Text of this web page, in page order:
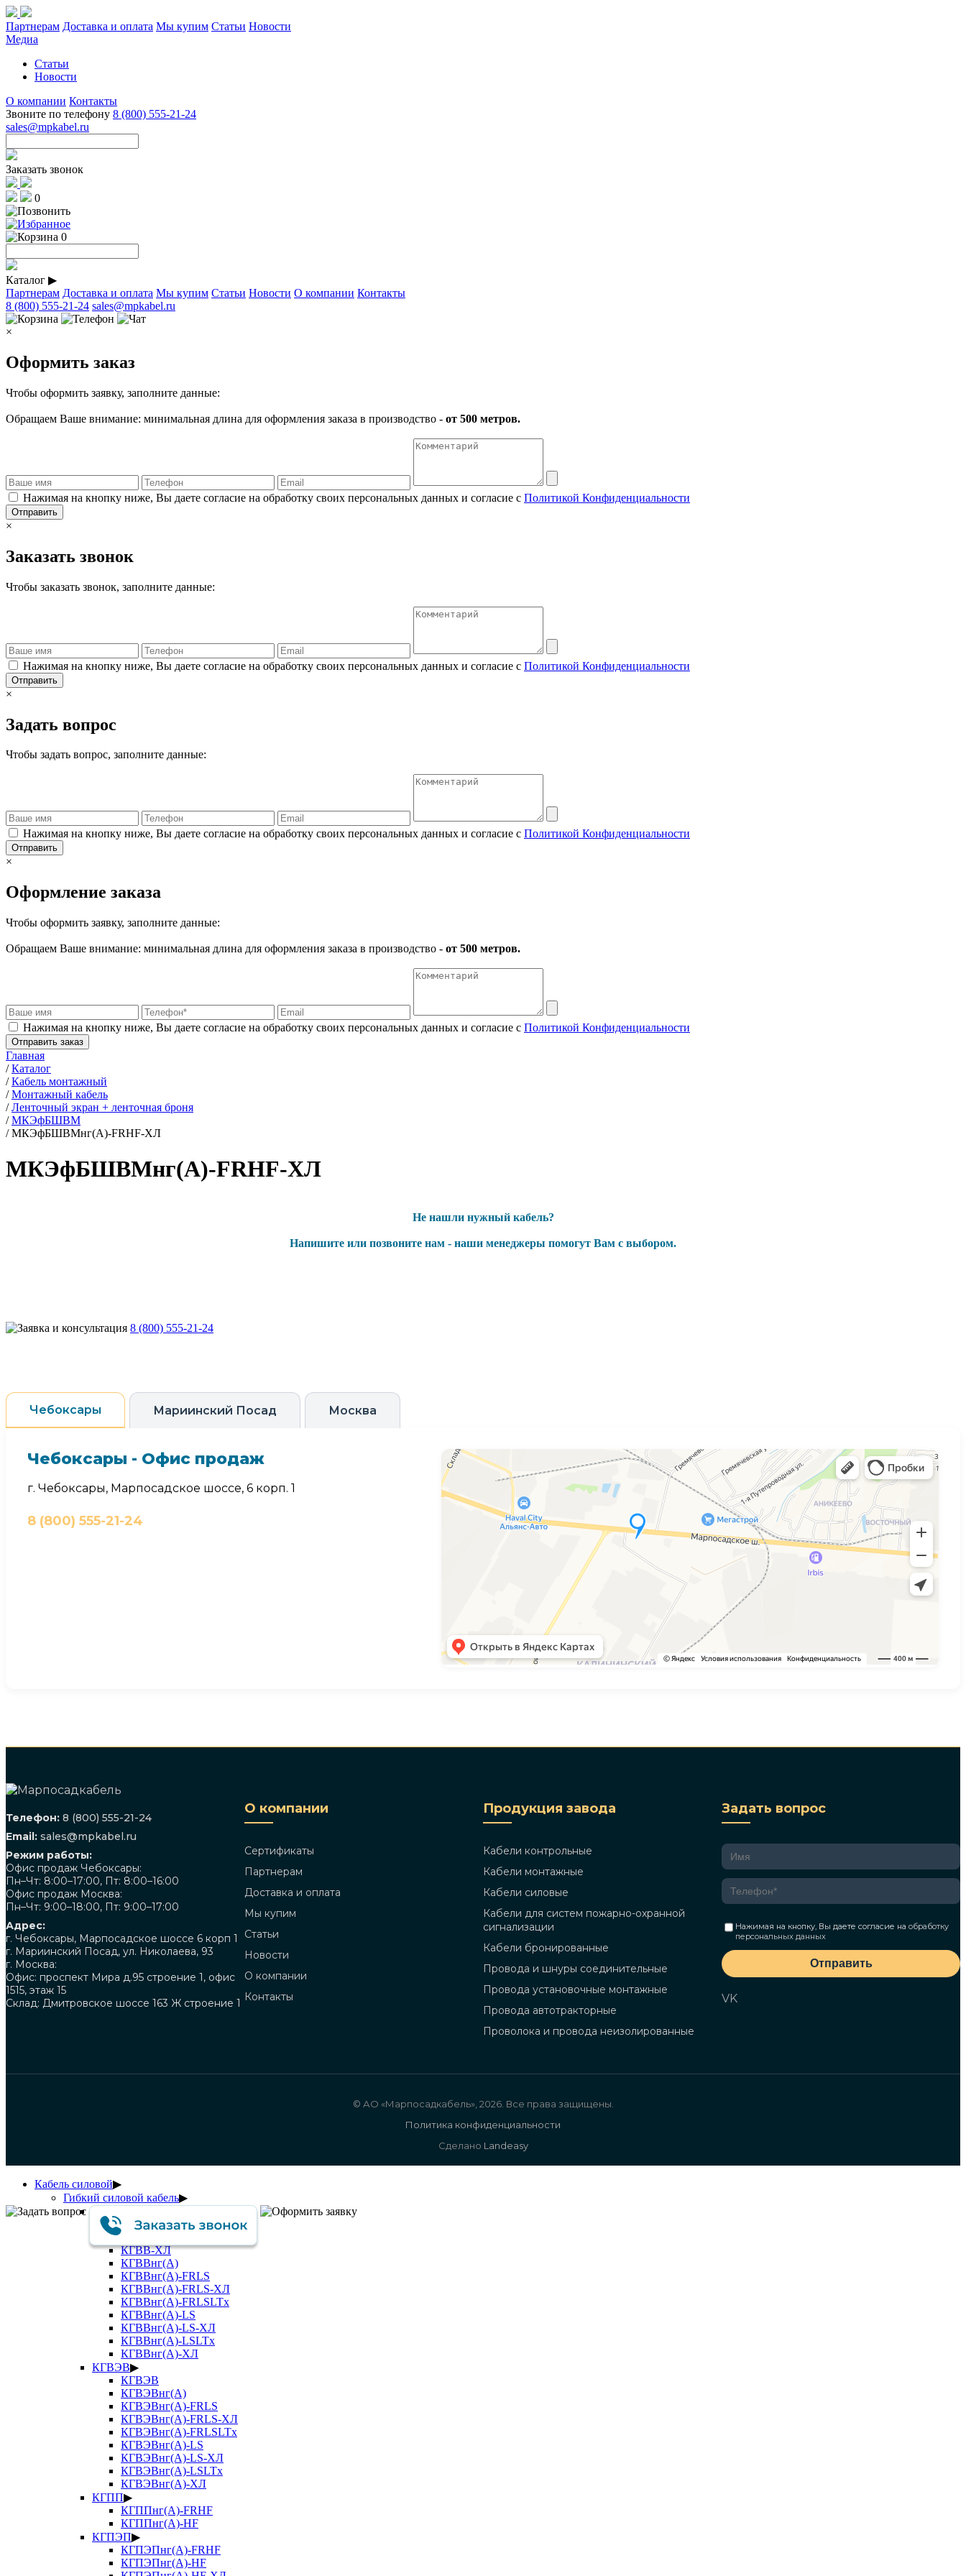
Партнерам Доставка и оплата Мы купим Статьи Новости
Медиа
Статьи
Новости
О компании Контакты
Звоните по телефону 8 (800) 555-21-24
sales@mpkabel.ru
Заказать звонок
0
0
Каталог ▶
Партнерам Доставка и оплата Мы купим Статьи Новости О компании Контакты
8 (800) 555-21-24 sales@mpkabel.ru
×
Оформить заказ
Чтобы оформить заявку, заполните данные:
Обращаем Ваше внимание: минимальная длина для оформления заказа в производство - от 500 метров.
Нажимая на кнопку ниже, Вы даете согласие на обработку своих персональных данных и согласие с Политикой Конфиденциальности
Отправить
×
Заказать звонок
Чтобы заказать звонок, заполните данные:
Нажимая на кнопку ниже, Вы даете согласие на обработку своих персональных данных и согласие с Политикой Конфиденциальности
Отправить
×
Задать вопрос
Чтобы задать вопрос, заполните данные:
Нажимая на кнопку ниже, Вы даете согласие на обработку своих персональных данных и согласие с Политикой Конфиденциальности
Отправить
×
Оформление заказа
Чтобы оформить заявку, заполните данные:
Обращаем Ваше внимание: минимальная длина для оформления заказа в производство - от 500 метров.
Нажимая на кнопку ниже, Вы даете согласие на обработку своих персональных данных и согласие с Политикой Конфиденциальности
Отправить заказ
Главная
/Каталог
/Кабель монтажный
/Монтажный кабель
/Ленточный экран + ленточная броня
/МКЭфБШВМ
/МКЭфБШВМнг(А)-FRHF-ХЛ
МКЭфБШВМнг(А)-FRHF-ХЛ
Не нашли нужный кабель?
Напишите или позвоните нам - наши менеджеры помогут Вам с выбором.
8 (800) 555-21-24
Чебоксары Мариинский Посад Москва
Чебоксары - Офис продаж
г. Чебоксары, Марпосадское шоссе, 6 корп. 1
8 (800) 555-21-24
Телефон: 8 (800) 555-21-24
Email: sales@mpkabel.ru
Режим работы:
Офис продаж Чебоксары:
Пн–Чт: 8:00–17:00, Пт: 8:00–16:00
Офис продаж Москва:
Пн–Чт: 9:00–18:00, Пт: 9:00–17:00
Адрес:
г. Чебоксары, Марпосадское шоссе 6 корп 1
г. Мариинский Посад, ул. Николаева, 93
г. Москва:
Офис: проспект Мира д.95 строение 1, офис
1515, этаж 15
Склад: Дмитровское шоссе 163 Ж строение 1
О компании
Сертификаты
Партнерам
Доставка и оплата
Мы купим
Статьи
Новости
О компании
Контакты
Продукция завода
Кабели контрольные
Кабели монтажные
Кабели силовые
Кабели для систем пожарно-охранной
сигнализации
Кабели бронированные
Провода и шнуры соединительные
Провода установочные монтажные
Провода автотракторные
Проволока и провода неизолированные
Задать вопрос
Нажимая на кнопку, Вы даете согласие на обработку
персональных данных
Отправить
VK
© АО «Марпосадкабель», 2026. Все права защищены.
Политика конфиденциальности
Сделано Landeasy
Кабель силовой▶
Гибкий силовой кабель▶
КГВВ
КГВВ-ХЛ
КГВВнг(А)
КГВВнг(А)-FRLS
КГВВнг(А)-FRLS-ХЛ
КГВВнг(А)-FRLSLTx
КГВВнг(А)-LS
КГВВнг(А)-LS-ХЛ
КГВВнг(А)-LSLTx
КГВВнг(А)-ХЛ
КГВЭВ▶
КГВЭВ
КГВЭВнг(А)
КГВЭВнг(А)-FRLS
КГВЭВнг(А)-FRLS-ХЛ
КГВЭВнг(А)-FRLSLTx
КГВЭВнг(А)-LS
КГВЭВнг(А)-LS-ХЛ
КГВЭВнг(А)-LSLTx
КГВЭВнг(А)-ХЛ
КГПП▶
КГППнг(А)-FRHF
КГППнг(А)-HF
КГПЭП▶
КГПЭПнг(А)-FRHF
КГПЭПнг(А)-HF